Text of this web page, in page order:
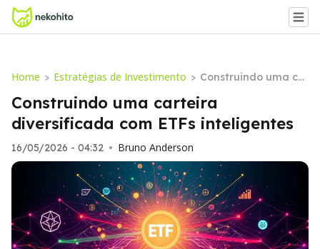
Home > Estratégias de Investimento > Construindo uma ca
com ETFs inteligente
s
Construindo uma carteira
diversificada com ETFs inteligentes
16/05/2026 - 04:32 • Bruno Anderson